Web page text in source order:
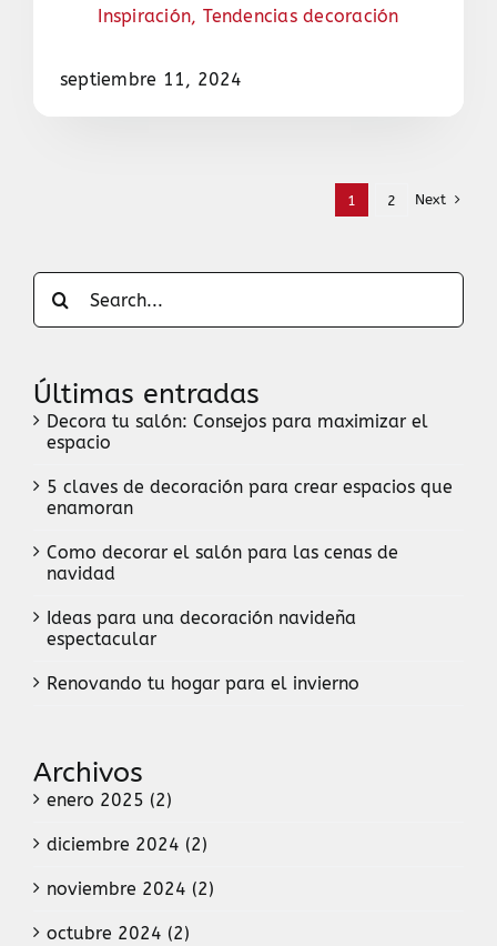
Inspiración, Tendencias decoración
septiembre 11, 2024
1 2 Next
Search
for:
Últimas entradas
Decora tu salón: Consejos para maximizar el
espacio
5 claves de decoración para crear espacios que
enamoran
Como decorar el salón para las cenas de
navidad
Ideas para una decoración navideña
espectacular
Renovando tu hogar para el invierno
Archivos
enero 2025 (2)
diciembre 2024 (2)
noviembre 2024 (2)
octubre 2024 (2)